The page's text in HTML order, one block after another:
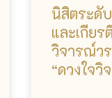
นิสิตระดั
และเกีย
วิจารณ์ว
“ดวงใจ